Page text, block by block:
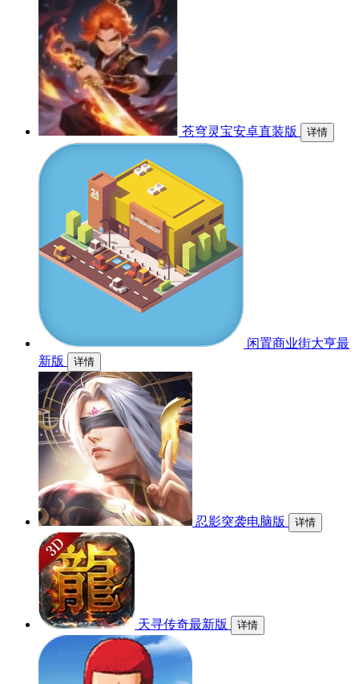
苍穹灵宝安卓直装版 详情
闲置商业街大亨最
新版
详情
忍影突袭电脑版 详情
天寻传奇最新版 详情